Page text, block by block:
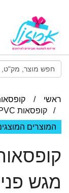
ראשי /
/ קופסאות PVC שקופות עם מגש פנימי וידיות
המוצרים
מגש